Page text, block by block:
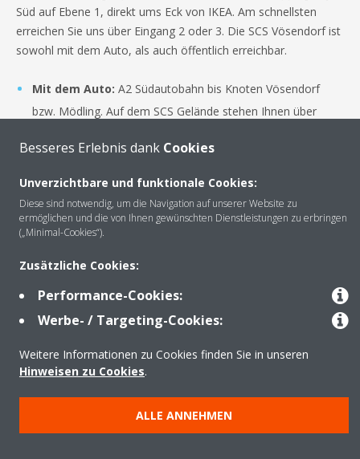
Süd auf Ebene 1, direkt ums Eck von IKEA. Am schnellsten
erreichen Sie uns über Eingang 2 oder 3. Die SCS Vösendorf ist
sowohl mit dem Auto, als auch öffentlich erreichbar.
Mit dem Auto: A2 Südautobahn bis Knoten Vösendorf
bzw. Mödling. Auf dem SCS Gelände stehen Ihnen über
Mit dem Bus:
Dr. Richard Bus, Linie 207 bis Haltestelle SCS
IKEA | ÖBB Postbus, Linie 265 bis Haltestelle SCS Bahnst
(B17) | SCS VIP Bus von U6 Siebenhirten bis Haltestelle SCS
IKEA | SCS VIP Bus von U1 Oberlaa bis Haltestelle SCS IKEA
Besseres Erlebnis dank Cookies
Unverzichtbare und funktionale Cookies:
Diese sind notwendig, um die Navigation auf unserer Website zu
ermöglichen und die von Ihnen gewünschten Dienstleistungen zu erbringen
(„Minimal-Cookies“).
Zusätzliche Cookies:
Performance-Cookies:
Werbe- / Targeting-Cookies:
Weitere Informationen zu Cookies finden Sie in unseren
Hinweisen zu Cookies.
ALLE ANNEHMEN